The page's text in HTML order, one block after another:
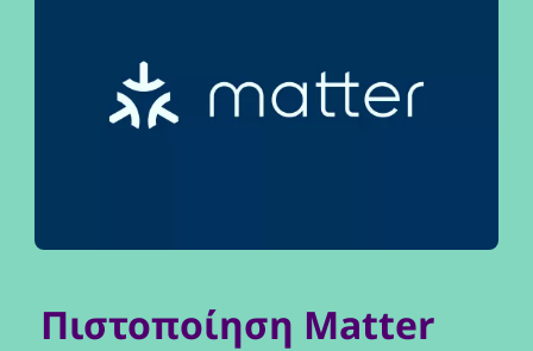
Πιστοποίηση Matter